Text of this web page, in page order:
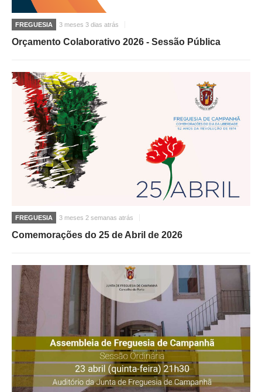
FREGUESIA 3 meses 3 dias atrás
Orçamento Colaborativo 2026 - Sessão Pública
FREGUESIA 3 meses 2 semanas atrás
Comemorações do 25 de Abril de 2026